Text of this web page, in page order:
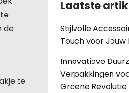
de
te
Laatste
Stijlvolle
Touch voor Jouw
Innovatieve
Verpakkingen
Groene